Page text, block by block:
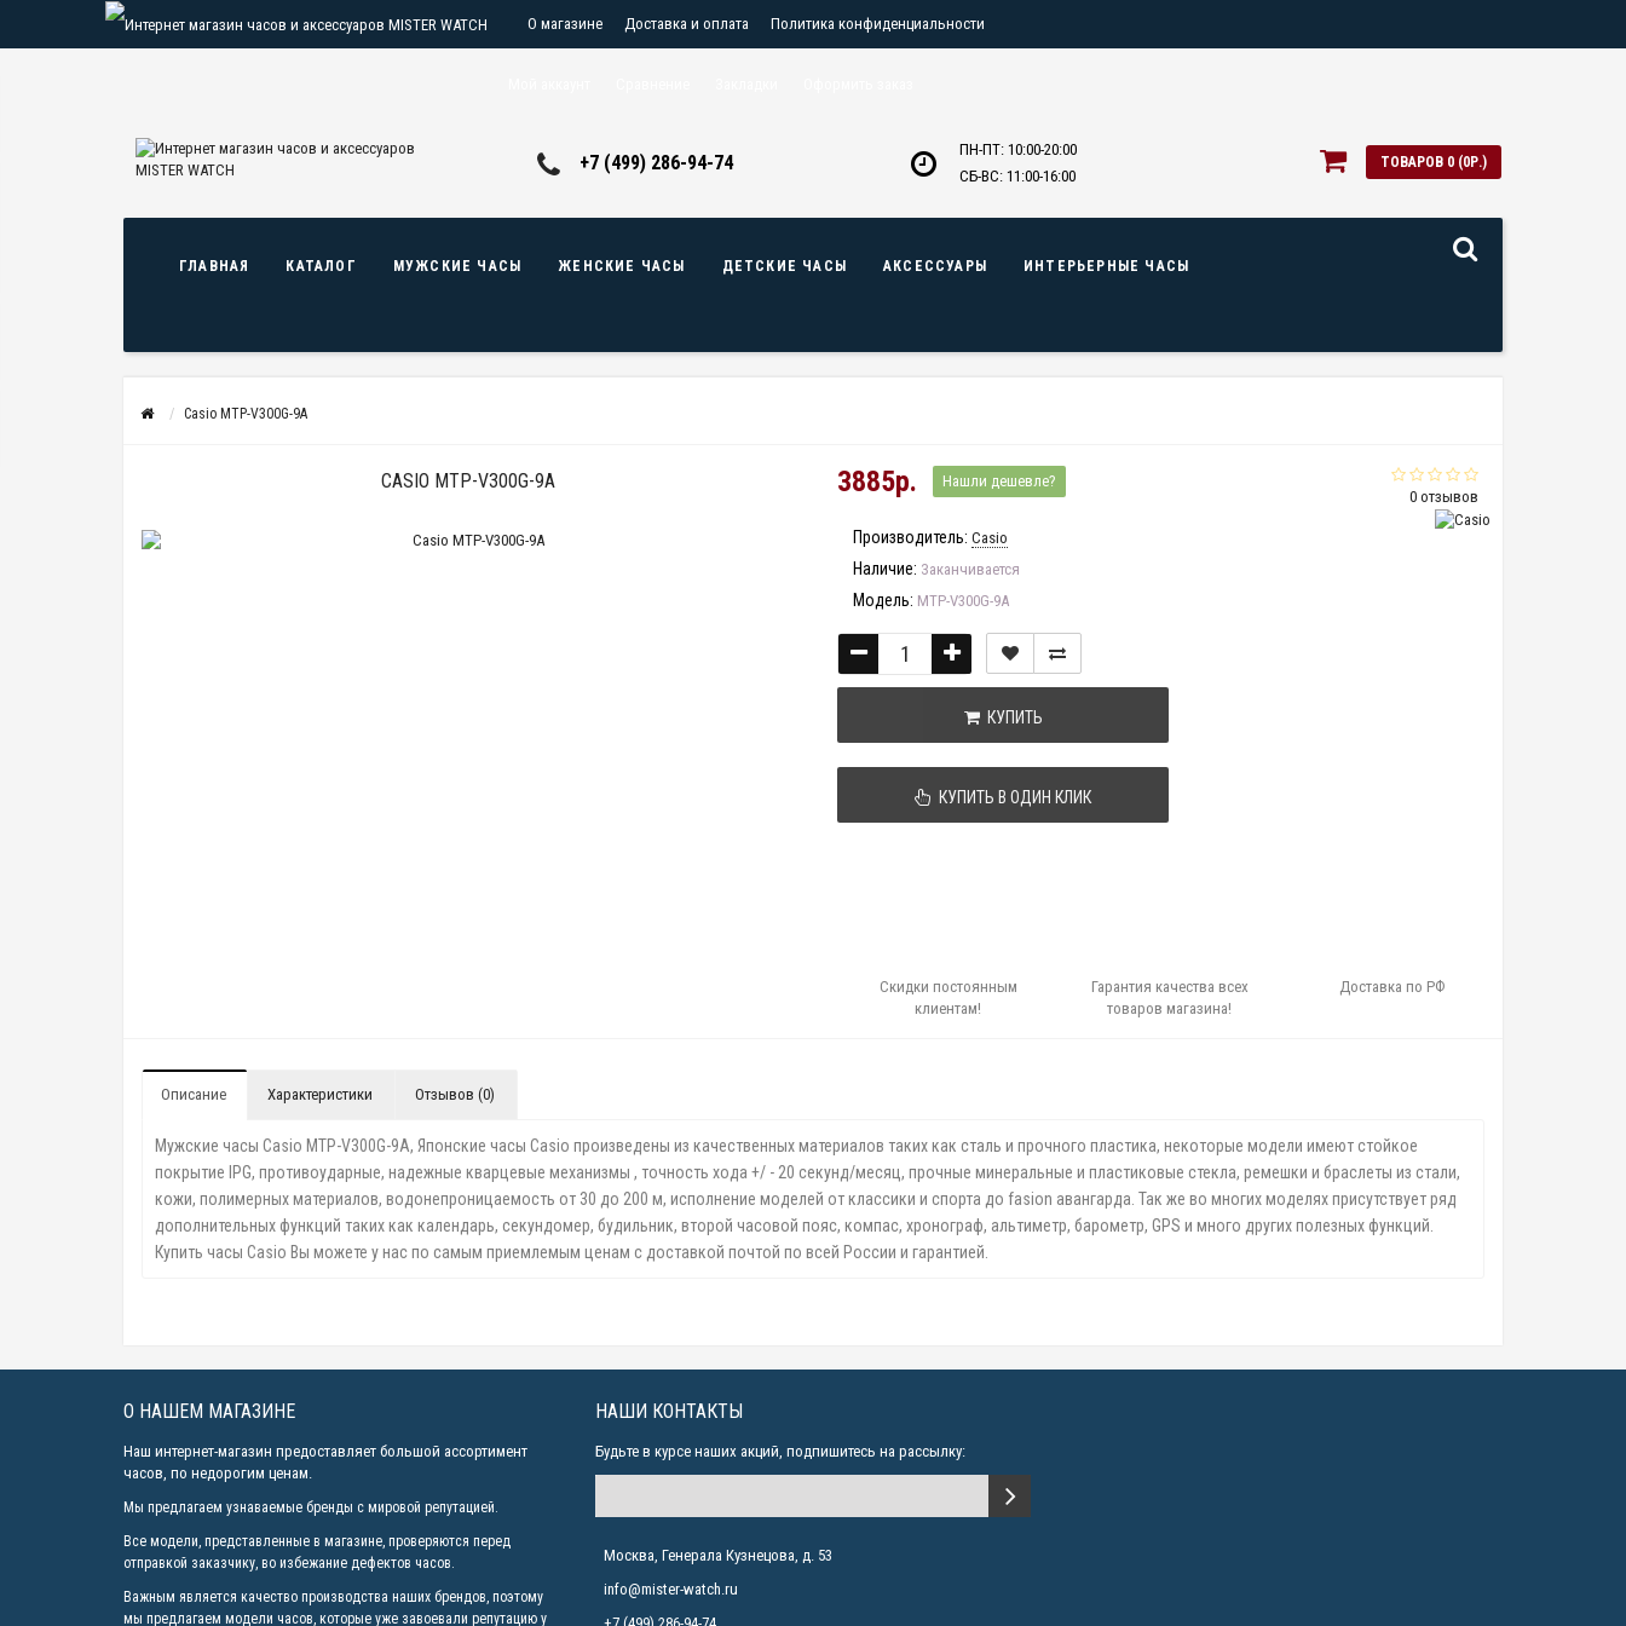
О магазине Доставка и оплата Политика конфиденциальности
+7 (499) 286-94-74
ПН-ПТ: 10:00-20:00
СБ-ВС: 11:00-16:00
ТОВАРОВ 0 (0Р.)
ГЛАВНАЯ КАТАЛОГ МУЖСКИЕ ЧАСЫ ЖЕНСКИЕ ЧАСЫ ДЕТСКИЕ ЧАСЫ АКСЕССУАРЫ ИНТЕРЬЕРНЫЕ ЧАСЫ
Casio MTP-V300G-9A
CASIO MTP-V300G-9A
0 отзывов
3885р. Нашли дешевле?
Производитель: Casio
Наличие: Заканчивается
Модель: MTP-V300G-9A
КУПИТЬ
КУПИТЬ В ОДИН КЛИК
Скидки постоянным
клиентам!
Гарантия качества всех
товаров магазина!
Доставка по РФ
Описание Характеристики Отзывов (0)
Мужские часы Casio MTP-V300G-9A, Японские часы Casio произведены из качественных материалов таких как сталь и прочного пластика, некоторые модели имеют стойкое
покрытие IPG, противоударные, надежные кварцевые механизмы , точность хода +/ - 20 секунд/месяц, прочные минеральные и пластиковые стекла, ремешки и браслеты из стали,
кожи, полимерных материалов, водонепроницаемость от 30 до 200 м, исполнение моделей от классики и спорта до fasion авангарда. Так же во многих моделях присутствует ряд
дополнительных функций таких как календарь, секундомер, будильник, второй часовой пояс, компас, хронограф, альтиметр, барометр, GPS и много других полезных функций.
Купить часы Casio Вы можете у нас по самым приемлемым ценам с доставкой почтой по всей России и гарантией.
О НАШЕМ МАГАЗИНЕ
Наш интернет-магазин предоставляет большой ассортимент
часов, по недорогим ценам.
Мы предлагаем узнаваемые бренды с мировой репутацией.
Все модели, представленные в магазине, проверяются перед
отправкой заказчику, во избежание дефектов часов.
Важным является качество производства наших брендов, поэтому
мы предлагаем модели часов, которые уже завоевали репутацию у
НАШИ КОНТАКТЫ
Будьте в курсе наших акций, подпишитесь на рассылку:
Москва, Генерала Кузнецова, д. 53
info@mister-watch.ru